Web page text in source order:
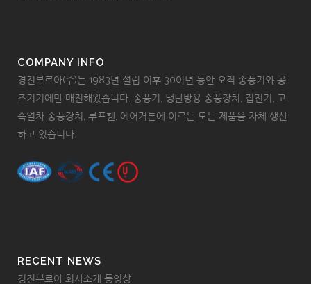
COMPANY INFO
경진부로아(주)는 1983년 설립 이후 30여년 동안 오직 송풍기와 공
조기기에만 매진해왔습니다. 송풍기, 냉난방용 송풍장치, 집진기, 고
속열차 송풍장치, 루프휀, 에어커튼에 이르는 모든 제품을 자체 생산
하고 있습니다.
RECENT NEWS
경진부로아 회사소개 동영상